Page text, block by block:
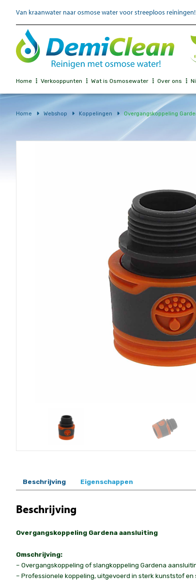
Van kraanwater naar osmose water voor streeploos reiningen!
Home Verkooppunten Wat is Osmosewater Over ons
Home Webshop Koppelingen Overgangskoppeling
Beschrijving Eigenschappen
Beschrijving
Overgangskoppeling Gardena aansluiting
Omschrijving:
– Overgangskoppeling of slangkoppeling Gardena
– Professionele koppeling, uitgevoerd in sterk kunststof